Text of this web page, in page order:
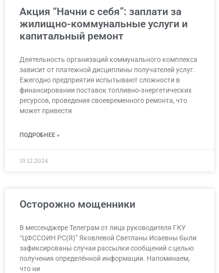
Акция “Начни с себя”: заплати за
жилищно-коммунальные услуги и
капитальный ремонт
Деятельность организаций коммунального комплекса
зависит от платежной дисциплины получателей услуг.
Ежегодно предприятия испытывают сложности в
финансировании поставок топливно-энергетических
ресурсов, проведения своевременного ремонта, что
может привести
ПОДРОБНЕЕ »
19.12.2024
Осторожно мощенники
В мессенджере Телеграм от лица руководителя ГКУ
“ЦФССОИН РС(Я)” Яковлевой Светланы Исаевны были
зафиксированы случаи рассылки сообщений с целью
получения определённой информации. Напоминаем,
что ни